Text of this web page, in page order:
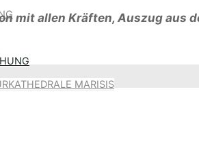
MARISIS
mit allen Kräften, Auszug aus